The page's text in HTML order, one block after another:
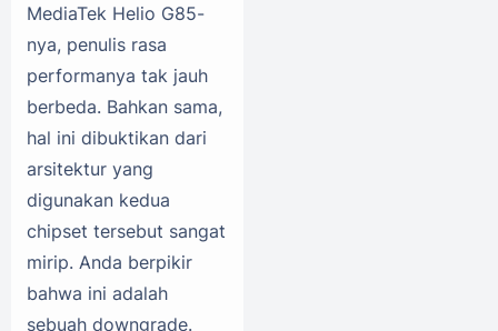
MediaTek Helio G85-
nya, penulis rasa
performanya tak jauh
berbeda. Bahkan sama,
hal ini dibuktikan dari
arsitektur yang
digunakan kedua
chipset tersebut sangat
mirip. Anda berpikir
bahwa ini adalah
sebuah downgrade.